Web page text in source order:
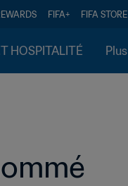
FIFA+ FIFA STORE
HOSPITALITÉ Plus